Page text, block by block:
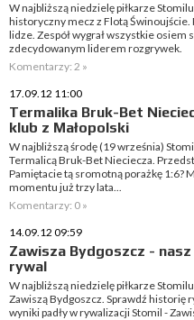
W najbliższą niedzielę piłkarze
historyczny mecz z Flotą Świnoujście.
lidze. Zespół wygrał wszystkie osiem
zdecydowanym liderem rozgrywek.
Komentarzy: 2 »
17.09.12 11:00
Termalika Bruk-Bet
klub z Małopolski
W najbliższą środę (19 września)
Termalicą Bruk-Bet Nieciecza.
Pamiętacie tą sromotną porażkę 1:6?
momentu już trzy lata...
Komentarzy: 0 »
14.09.12 09:59
Zawisza Bydgoszcz -
rywal
W najbliższą niedzielę piłkarze
Zawiszą Bydgoszcz. Sprawdź historię
wyniki padły w rywalizacji Stomil -